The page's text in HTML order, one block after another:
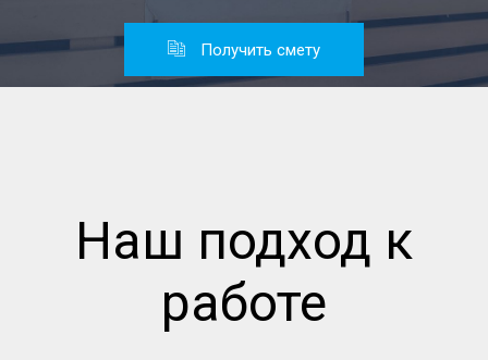
Получить смету
Наш подход к
работе